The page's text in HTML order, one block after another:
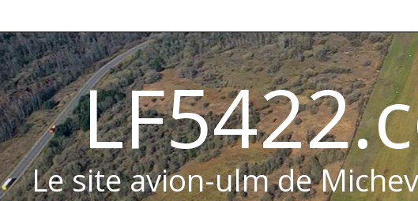
Le site avion-ulm de